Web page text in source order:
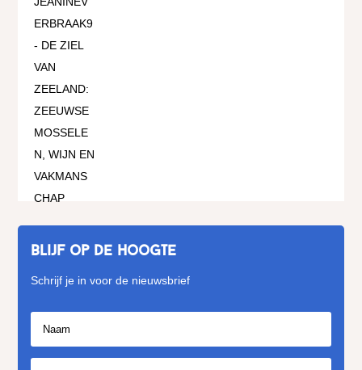
Blijf op de hoogte
Schrijf je in voor de nieuwsbrief